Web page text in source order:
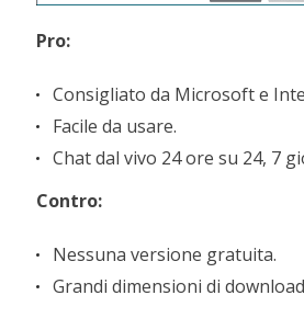
Pro:
Consigliato da Microsoft e
Facile da usare.
Chat dal vivo 24 ore su 24, 7
Contro:
Nessuna versione gratuita.
Grandi dimensioni di